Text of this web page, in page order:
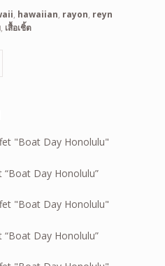
, hawaiian, rayon, reyn
, เสื้อเชิ้ต
“Boat Day Honolulu”
“Boat Day Honolulu”